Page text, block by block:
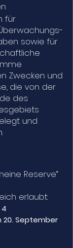
für
sowie für
Zwecken und
die von der
des
und
Reserve“
erlaubt:
20. September